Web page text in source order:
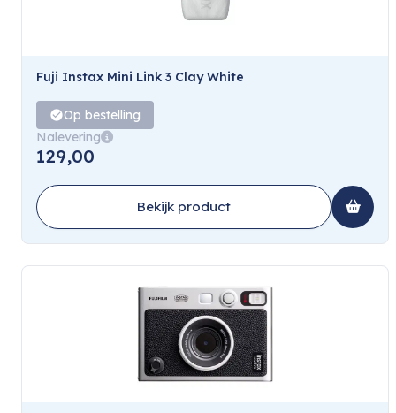
Fuji Instax Mini Link 3 Clay White
Op bestelling
Nalevering
129,00
Bekijk product